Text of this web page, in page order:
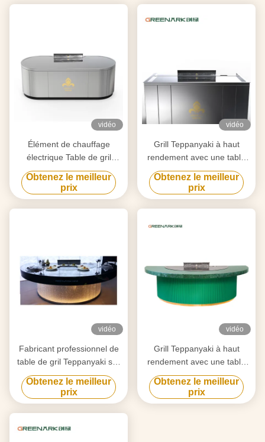
vidéo
Élément de chauffage
électrique Table de gril
Teppanyaki pour la
purification personnalisée
selon vos besoins
Obtenez le meilleur
prix
vidéo
Grill Teppanyaki à haut
rendement avec une table
de 20 mm en acier allié de
qualité alimentaire et un
chauffage intelligent
Obtenez le meilleur
prix
vidéo
Fabricant professionnel de
table de gril Teppanyaki sur
mesure avec design gratuit
fournisseur fiable
d'équipement de gril Hibachi
Obtenez le meilleur
prix
vidéo
Grill Teppanyaki à haut
rendement avec une table
de 20 mm en acier allié de
qualité alimentaire et un
chauffage intelligent
Obtenez le meilleur
prix